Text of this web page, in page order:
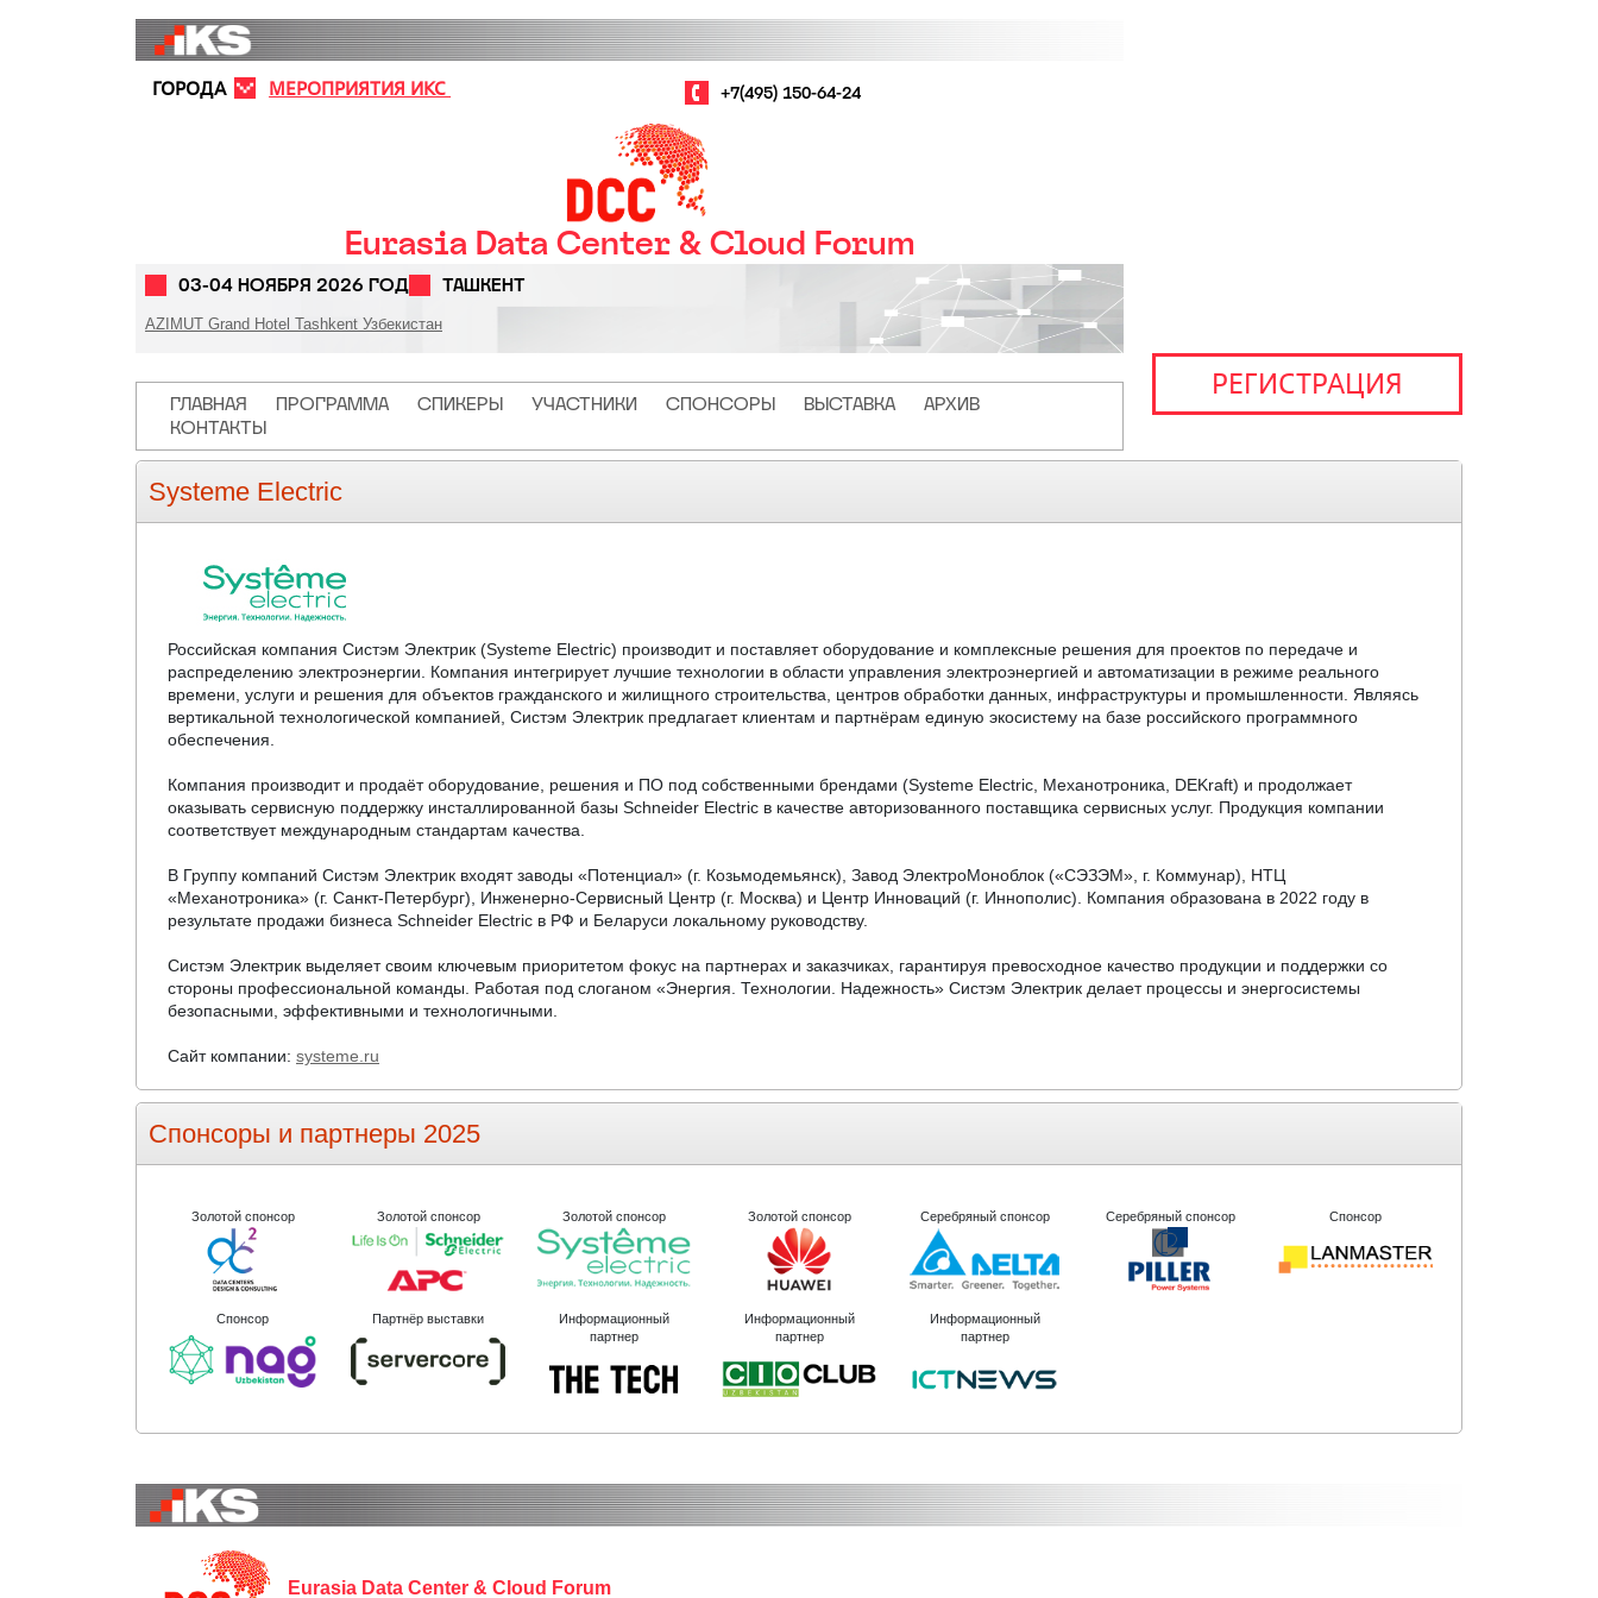
МЕРОПРИЯТИЯ ИКС +7(495) 150-64-24
ГОРОДА
Eurasia Data Center & Cloud Forum
03-04 НОЯБРЯ 2026 ГОД ТАШКЕНТ
AZIMUT Grand Hotel Tashkent Узбекистан
Основная навигация
ГЛАВНАЯ ПРОГРАММА СПИКЕРЫ УЧАСТНИКИ СПОНСОРЫ ВЫСТАВКА
АРХИВ
КОНТАКТЫ
РЕГИСТРАЦИЯ
Systeme Electric
Российская компания Систэм Электрик (Systeme Electric) производит и поставляет оборудование и комплексные решения для проектов по передаче и
распределению электроэнергии. Компания интегрирует лучшие технологии в области управления электроэнергией и автоматизации в режиме реального
времени, услуги и решения для объектов гражданского и жилищного строительства, центров обработки данных, инфраструктуры и промышленности. Являясь
вертикальной технологической компанией, Систэм Электрик предлагает клиентам и партнёрам единую экосистему на базе российского программного
обеспечения.
Компания производит и продаёт оборудование, решения и ПО под собственными брендами (Systeme Electric, Механотроника, DEKraft) и продолжает
оказывать сервисную поддержку инсталлированной базы Schneider Electric в качестве авторизованного поставщика сервисных услуг. Продукция компании
соответствует международным стандартам качества.
В Группу компаний Систэм Электрик входят заводы «Потенциал» (г. Козьмодемьянск), Завод ЭлектроМоноблок («СЭЗЭМ», г. Коммунар), НТЦ
«Механотроника» (г. Санкт-Петербург), Инженерно-Сервисный Центр (г. Москва) и Центр Инноваций (г. Иннополис). Компания образована в 2022 году в
результате продажи бизнеса Schneider Electric в РФ и Беларуси локальному руководству.
Систэм Электрик выделяет своим ключевым приоритетом фокус на партнерах и заказчиках, гарантируя превосходное качество продукции и поддержки со
стороны профессиональной команды. Работая под слоганом «Энергия. Технологии. Надежность» Систэм Электрик делает процессы и энергосистемы
безопасными, эффективными и технологичными.
Сайт компании: systeme.ru
Спонсоры и партнеры 2025
Золотой спонсор Золотой спонсор Золотой спонсор Золотой спонсор Серебряный спонсор Серебряный спонсор Спонсор
Спонсор Партнёр выставки
Информационный
партнер
Информационный
партнер
Информационный
партнер
Eurasia Data Center & Cloud Forum